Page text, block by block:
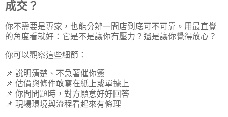
成交？
你不需要是專家，也能分辨一間店到底可不可靠。用最直覺
的角度看就好：它是不是讓你有壓力？還是讓你覺得放心？
你可以觀察這些細節：
📌 說明清楚、不急著催你簽
📌 估價與條件敢寫在紙上或單據上
📌 你問問題時，對方願意好好回答
📌 現場環境與流程看起來有條理